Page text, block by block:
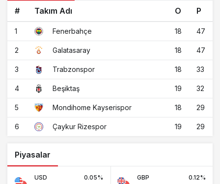
# Takım Adı O P
1 Fenerbahçe 18 47
2 Galatasaray 18 47
3 Trabzonspor 18 33
4 Beşiktaş 19 32
5 Mondihome Kayserispor 18 29
6 Çaykur Rizespor 19 29
Piyasalar
USD 0.05% GBP 0.12%